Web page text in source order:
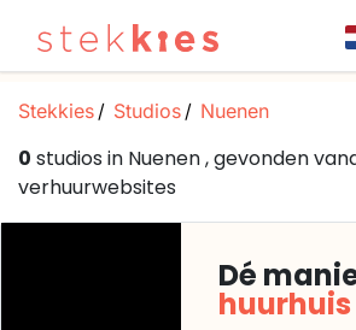
Stekkies Studios Nuenen
0 studios in Nuenen , gevonden
verhuurwebsites
Dé